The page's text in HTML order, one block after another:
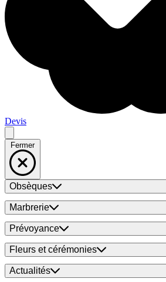
Devis
Fermer
Obsèques
Marbrerie
Prévoyance
Fleurs et cérémonies
Actualités